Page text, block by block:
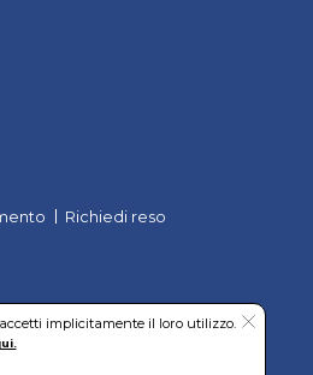
Richiedi reso
implicitamente il loro utilizzo.